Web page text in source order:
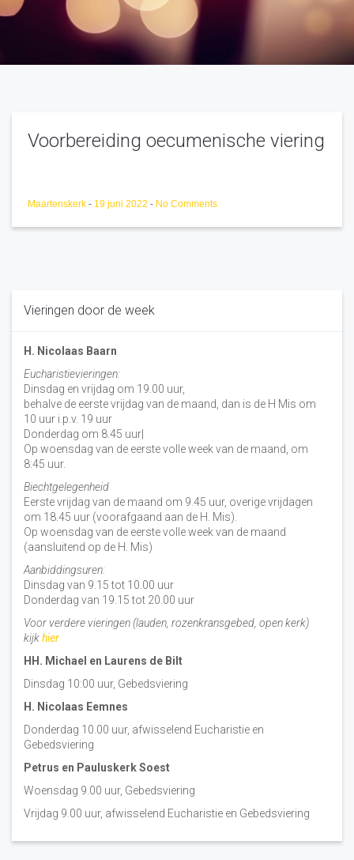
Voorbereiding oecumenische viering
Maartenskerk - 19 juni 2022 - No Comments
Vieringen door de week
H. Nicolaas Baarn
Eucharistievieringen:
Dinsdag en vrijdag om 19.00 uur,
behalve de eerste vrijdag van de maand, dan is de H Mis om
10 uur i.p.v. 19 uur
Donderdag om 8.45 uur|
Op woensdag van de eerste volle week van de maand, om
8:45 uur.
Biechtgelegenheid
Eerste vrijdag van de maand om 9.45 uur, overige vrijdagen
om 18.45 uur (voorafgaand aan de H. Mis).
Op woensdag van de eerste volle week van de maand
(aansluitend op de H. Mis)
Aanbiddingsuren:
Dinsdag van 9.15 tot 10.00 uur
Donderdag van 19.15 tot 20.00 uur
Voor verdere vieringen (lauden, rozenkransgebed, open kerk)
kijkhier
HH. Michael en Laurens de Bilt
Dinsdag 10:00 uur, Gebedsviering
H. Nicolaas Eemnes
Donderdag 10.00 uur, afwisselend Eucharistie en
Gebedsviering
Petrus en Pauluskerk Soest
Woensdag 9.00 uur, Gebedsviering
Vrijdag 9.00 uur, afwisselend Eucharistie en Gebedsviering